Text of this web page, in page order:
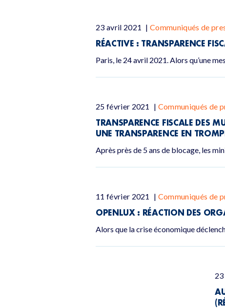
23 avril 2021 | Communiqués de
RÉACTIVE : TRANSPARENCE
Paris, le 24 avril 2021. Alors qu’une
25 février 2021 | Communiqués de
TRANSPARENCE FISCALE DES
UNE TRANSPARENCE EN
Après près de 5 ans de blocage, les
11 février 2021 | Communiqués de
OPENLUX : RÉACTION DES
Alors que la crise économique